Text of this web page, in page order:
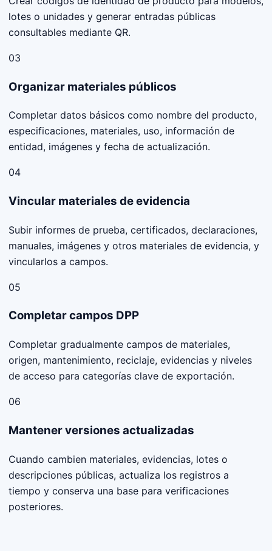
lotes o unidades y generar entradas públicas
consultables mediante QR.
03
Organizar materiales públicos
Completar datos básicos como nombre del producto,
especificaciones, materiales, uso, información de
entidad, imágenes y fecha de actualización.
04
Vincular materiales de evidencia
Subir informes de prueba, certificados, declaraciones,
manuales, imágenes y otros materiales de evidencia, y
vincularlos a campos.
05
Completar campos DPP
Completar gradualmente campos de materiales,
origen, mantenimiento, reciclaje, evidencias y niveles
de acceso para categorías clave de exportación.
06
Mantener versiones actualizadas
Cuando cambien materiales, evidencias, lotes o
descripciones públicas, actualiza los registros a
tiempo y conserva una base para verificaciones
posteriores.